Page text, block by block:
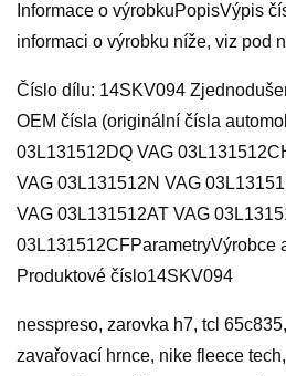
Informace o výrobkuPopisVýpis
informaci o výrobku níže, viz pod
Číslo dílu: 14SKV094
OEM čísla (originální čísla
03L131512DQ VAG
VAG 03L131512N VAG
VAG 03L131512AT VAG
03L131512CFParametryVýrobce
Produktové číslo14SKV094
nesspreso, zarovka h7, tcl
zavařovací hrnce, nike fleece